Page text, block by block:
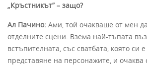
„Кръстникът” – защо?
Ал Пачино: Ами, той очакваше от мен
отделните сцени. Взема най-тъпата
встъпителната, със сватбата, която си
представяне на персонажите, и очаква